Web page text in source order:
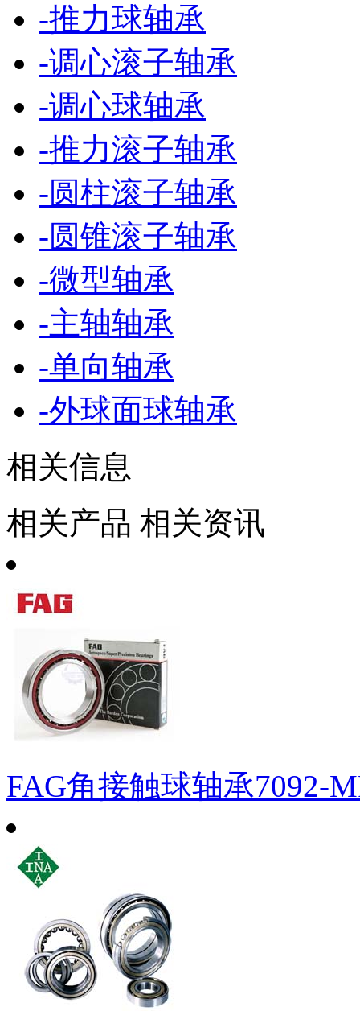
-推力球轴承
-调心滚子轴承
-调心球轴承
-推力滚子轴承
-圆柱滚子轴承
-圆锥滚子轴承
-微型轴承
-主轴轴承
-单向轴承
-外球面球轴承
相关信息
相关产品 相关资讯
FAG角接触球轴承7092-